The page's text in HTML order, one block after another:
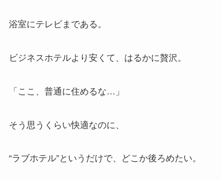
浴室にテレビまである。
ビジネスホテルより安くて、はるかに贅沢。
「ここ、普通に住めるな…」
そう思うくらい快適なのに、
“ラブホテル”というだけで、どこか後ろめたい。